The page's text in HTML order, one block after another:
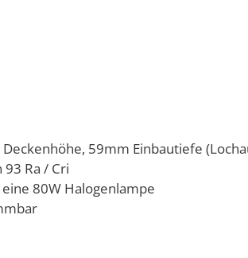
59mm Einbautiefe
Ra / Cri
80W Halogenlampe